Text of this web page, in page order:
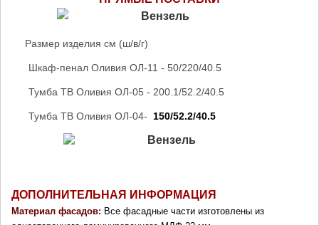
Размер изделия см (ш/в/г)
Шкаф-пенал Оливия ОЛ-11 - 50/220/40.5
Тумба ТВ Оливия ОЛ-05 - 200.1/52.2/40.5
Тумба ТВ Оливия ОЛ-04- 150/52.2/40.5
ДОПОЛНИТЕЛЬНАЯ ИНФОРМАЦИЯ
Материал фасадов: Все фасадные части изготовлены из